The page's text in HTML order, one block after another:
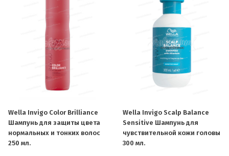
Wella Invigo Color Brilliance
Шампунь для защиты цвета
нормальных и тонких волос
250 мл.
Wella Invigo Scalp Balance
Sensitive Шампунь для
чувствительной кожи головы
300 мл.